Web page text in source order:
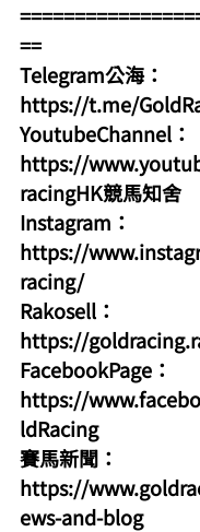
==
Telegram公海：
https://t.me/
YoutubeChannel：
https://
racingHK競馬知舍
Instagram：
https://
racing/
Rakosell：
https://
FacebookPage：
https://
ldRacing
賽馬新聞：
https://
ews-and-blog